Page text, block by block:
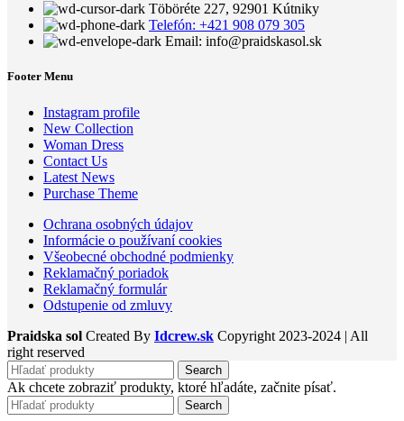
Töböréte 227, 92901 Kútniky
Telefón: +421 908 079 305
Email: info@praidskasol.sk
Footer Menu
Instagram profile
New Collection
Woman Dress
Contact Us
Latest News
Purchase Theme
Ochrana osobných údajov
Informácie o používaní cookies
Všeobecné obchodné podmienky
Reklamačný poriadok
Reklamačný formulár
Odstupenie od zmluvy
Praidska sol Created By Idcrew.sk Copyright 2023-2024 | All
right reserved
Search
Ak chcete zobraziť produkty, ktoré hľadáte, začnite písať.
Search